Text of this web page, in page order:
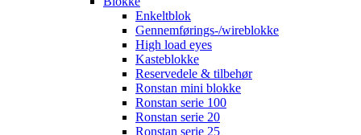
Enkeltblok
Gennemførings-/wireblokke
High load eyes
Kasteblokke
Reservedele & tilbehør
Ronstan mini blokke
Ronstan serie 100
Ronstan serie 20
Ronstan serie 25